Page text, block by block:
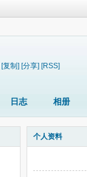
[复制] [分享] [RSS]
日志 相册
个人资料